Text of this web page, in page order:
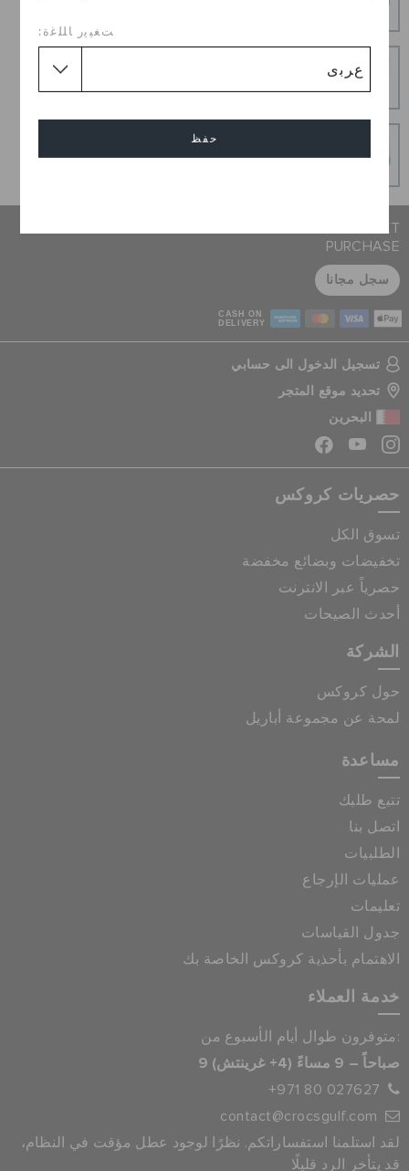
ﺖﻐﻴﻳﺭ ﺎﻠﻠﻏﺓ:
حفظ
عمليات دفع آمنة 100% باستخدام اتصال SSL المشفر
JOIN CROCS CLUB & GET 15% OFF ON YOUR NEXT
PURCHASE
سجل مجانا
CASH ON
DELIVERY
تسجيل الدخول الى حسابي
تحديد موقع المتجر
البحرين
حصريات كروكس
تسوق الكل
تخفيضات وبضائع مخفضة
حصرياً عبر الانترنت
أحدث الصيحات
الشركة
حول كروكس
لمحة عن مجموعة أباريل
مساعدة
تتبع طلبك
اتصل بنا
الطلبيات
عمليات الإرجاع
تعليمات
جدول القياسات
الاهتمام بأحذية كروكس الخاصة بك
خدمة العملاء
متوفرون طوال أيام الأسبوع من:
9 صباحاً – 9 مساءً (4+ غرينتش)
+971 80 027627
contact@crocsgulf.com
لقد استلمنا استفساراتكم. نظرًا لوجود عطل مؤقت في النظام،
قد يتأخر الرد قليلًا